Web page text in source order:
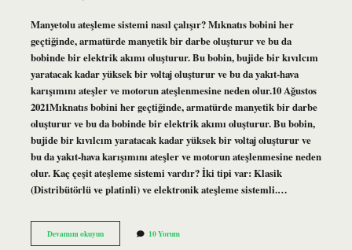
Manyetolu ateşleme sistemi nasıl çalışır? Mıknatıs bobini her
geçtiğinde, armatürde manyetik bir darbe oluşturur ve bu da
bobinde bir elektrik akımı oluşturur. Bu bobin, bujide bir kıvılcım
yaratacak kadar yüksek bir voltaj oluşturur ve bu da yakıt-hava
karışımını ateşler ve motorun ateşlenmesine neden olur.10 Ağustos
2021Mıknatıs bobini her geçtiğinde, armatürde manyetik bir darbe
oluşturur ve bu da bobinde bir elektrik akımı oluşturur. Bu bobin,
bujide bir kıvılcım yaratacak kadar yüksek bir voltaj oluşturur ve
bu da yakıt-hava karışımını ateşler ve motorun ateşlenmesine neden
olur. Kaç çeşit ateşleme sistemi vardır? İki tipi var: Klasik
(Distribütörlü ve platinli) ve elektronik ateşleme sistemli.…
Devamını okuyunManyetolu
Ateşleme
10 Yorum